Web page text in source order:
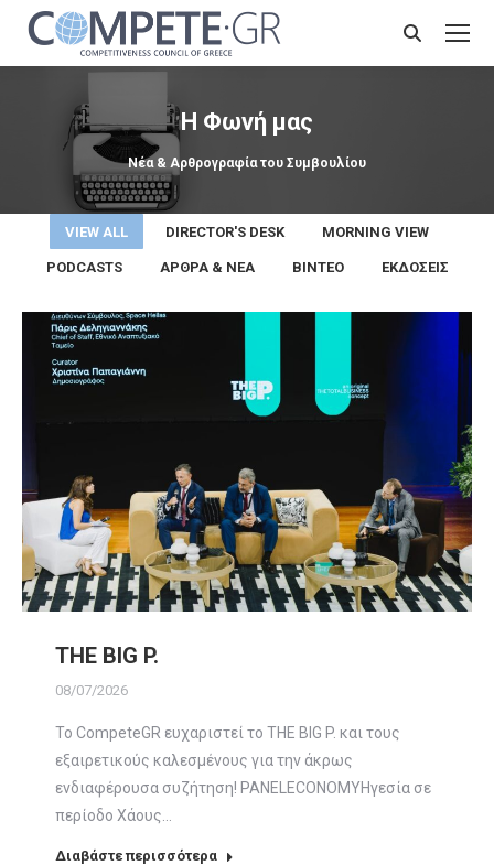
Search:
Η Φωνή μας
Νέα & Αρθρογραφία του Συμβουλίου
You are here:
VIEW ALL DIRECTOR'S DESK MORNING VIEW
PODCASTS ΆΡΘΡΑ & ΝΈΑ ΒΊΝΤΕΟ ΕΚΔΌΣΕΙΣ
ΤHE BIG P.
08/07/2026
Το CompeteGR ευχαριστεί το ΤHE BIG P. και τους
εξαιρετικούς καλεσμένους για την άκρως
ενδιαφέρουσα συζήτηση! PANELECONOMYΗγεσία σε
περίοδο Χάους…
Διαβάστε περισσότερα